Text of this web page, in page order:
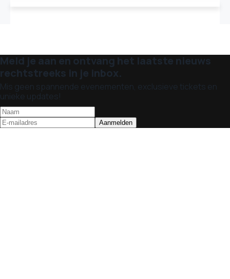
Meld je aan en ontvang het laatste nieuws
rechtstreeks in je inbox.
Mis geen spannende evenementen, exclusieve tickets en
unieke updates!